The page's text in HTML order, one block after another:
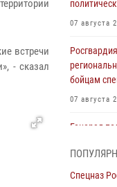
встречи
- сказал
07 августа
бойцам
07 августа
Генерал-
Спецназ